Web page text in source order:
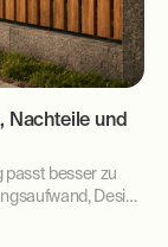
Nachteile und
besser zu
Design
sich für